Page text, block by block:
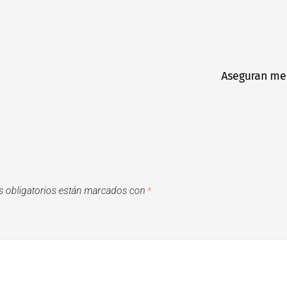
Aseguran
obligatorios están marcados con *